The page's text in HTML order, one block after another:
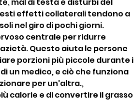
effetti collaterali tendono a
nel giro di pochi giorni.
centrale per ridurre
Questo aiuta le persone
porzioni più piccole durante i
un medico, e ciò che funziona
per un'altra.,
calorie e di convertire il grasso